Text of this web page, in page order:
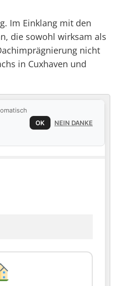
Im Einklang mit den
die sowohl wirksam als
nicht
in Cuxhaven und
OK NEIN DANKE